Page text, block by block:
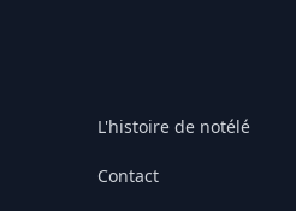
L'histoire de notélé
Contact